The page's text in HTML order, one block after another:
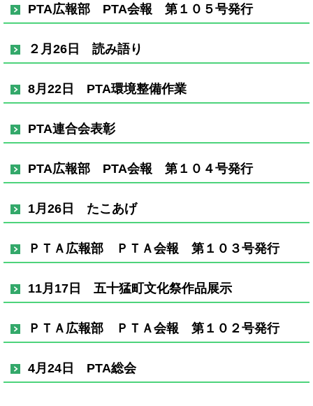
PTA広報部 PTA会報 第１０５号発行
２月26日 読み語り
8月22日 PTA環境整備作業
PTA連合会表彰
PTA広報部 PTA会報 第１０４号発行
1月26日 たこあげ
ＰＴＡ広報部 ＰＴＡ会報 第１０３号発行
11月17日 五十猛町文化祭作品展示
ＰＴＡ広報部 ＰＴＡ会報 第１０２号発行
4月24日 PTA総会